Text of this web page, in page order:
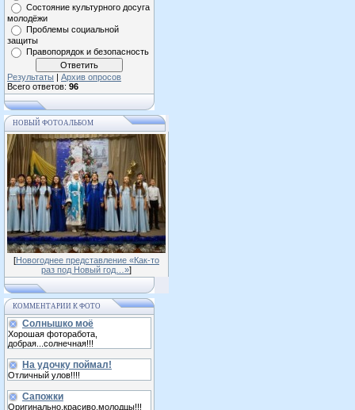
Состояние культурного досуга
молодёжи
Проблемы социальной
защиты
Правопорядок и безопасность
Результаты | Архив опросов
Всего ответов: 96
НОВЫЙ ФОТОАЛЬБОМ
[Новогоднее представление «Как-то
раз под Новый год…»]
КОММЕНТАРИИ К ФОТО
Солнышко моё
Хорошая фоторабота,
добрая...солнечная!!!
На удочку поймал!
Отличный улов!!!!
Сапожки
Оригинально,красиво,молодцы!!!